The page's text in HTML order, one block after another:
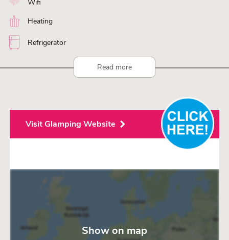
Wifi
Heating
Refrigerator
Read more
Visit Glamping Website
Show on map